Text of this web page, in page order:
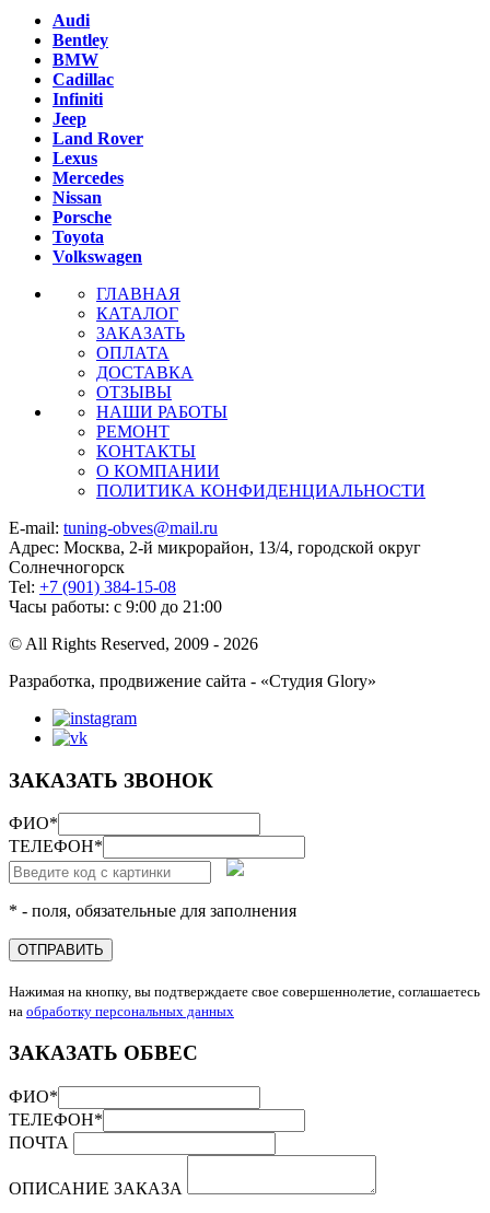
Audi
Bentley
BMW
Cadillac
Infiniti
Jeep
Land Rover
Lexus
Mercedes
Nissan
Porsche
Toyota
Volkswagen
ГЛАВНАЯ
КАТАЛОГ
ЗАКАЗАТЬ
ОПЛАТА
ДОСТАВКА
ОТЗЫВЫ
НАШИ РАБОТЫ
РЕМОНТ
КОНТАКТЫ
О КОМПАНИИ
ПОЛИТИКА КОНФИДЕНЦИАЛЬНОСТИ
E-mail: tuning-obves@mail.ru
Адрес: Москва, 2-й микрорайон, 13/4, городской округ
Солнечногорск
Tel: +7 (901) 384-15-08
Часы работы: с 9:00 до 21:00
© All Rights Reserved, 2009 - 2026
Разработка, продвижение сайта - «Студия Glory»
ЗАКАЗАТЬ ЗВОНОК
ФИО*
ТЕЛЕФОН*
* - поля, обязательные для заполнения
ОТПРАВИТЬ
Нажимая на кнопку, вы подтверждаете свое совершеннолетие, соглашаетесь
на обработку персональных данных
ЗАКАЗАТЬ ОБВЕС
ФИО*
ТЕЛЕФОН*
ПОЧТА
ОПИСАНИЕ ЗАКАЗА